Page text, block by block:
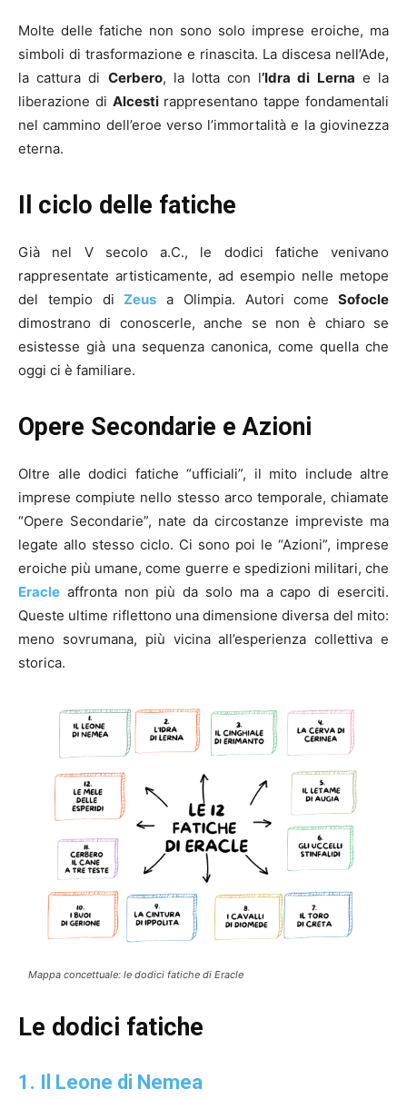
Molte delle fatiche non sono solo imprese eroiche, ma
simboli di trasformazione e rinascita. La discesa nell’Ade,
la cattura di Cerbero, la lotta con l’Idra di Lerna e la
liberazione di Alcestirappresentano tappe fondamentali
nel cammino dell’eroe verso l’immortalità e la giovinezza
eterna.
Il ciclo delle fatiche
Già nel V secolo a.C., le dodici fatiche venivano
rappresentate artisticamente, ad esempio nelle metope
del tempio diZeus a Olimpia. Autori come Sofocle
dimostrano di conoscerle, anche se non è chiaro se
esistesse già una sequenza canonica, come quella che
oggi ci è familiare.
Opere Secondarie e Azioni
Oltre alle dodici fatiche “ufficiali”, il mito include altre
imprese compiute nello stesso arco temporale, chiamate
“Opere Secondarie”, nate da circostanze impreviste ma
legate allo stesso ciclo. Ci sono poi le “Azioni”, imprese
eroiche più umane, come guerre e spedizioni militari, che
Eracle affronta non più da solo ma a capo di eserciti.
Queste ultime riflettono una dimensione diversa del mito:
meno sovrumana, più vicina all’esperienza collettiva e
storica.
Mappa concettuale: le dodici fatiche di Eracle
Le dodici fatiche
1. Il Leone di Nemea